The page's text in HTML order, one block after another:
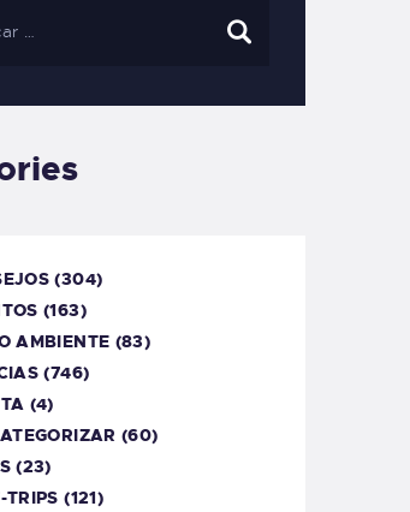
(304)
(163)
AMBIENTE (83)
(746)
(4)
(60)
(23)
TRIPS (121)